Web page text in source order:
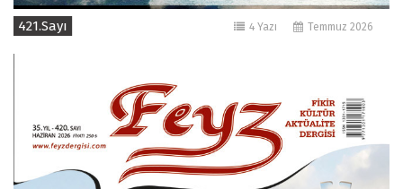
421.Sayı Temmuz 2026
4 Yazı